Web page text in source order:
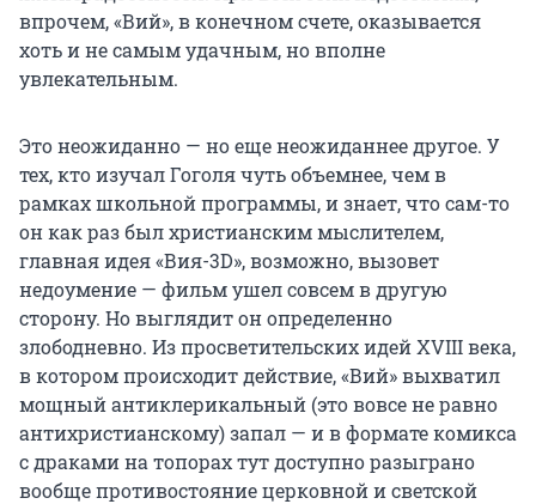
впрочем, «Вий», в конечном счете, оказывается
хоть и не самым удачным, но вполне
увлекательным.
Это неожиданно — но еще неожиданнее другое. У
тех, кто изучал Гоголя чуть объемнее, чем в
рамках школьной программы, и знает, что сам-то
он как раз был христианским мыслителем,
главная идея «Вия-3D», возможно, вызовет
недоумение — фильм ушел совсем в другую
сторону. Но выглядит он определенно
злободневно. Из просветительских идей XVIII века,
в котором происходит действие, «Вий» выхватил
мощный антиклерикальный (это вовсе не равно
антихристианскому) запал — и в формате комикса
с драками на топорах тут доступно разыграно
вообще противостояние церковной и светской